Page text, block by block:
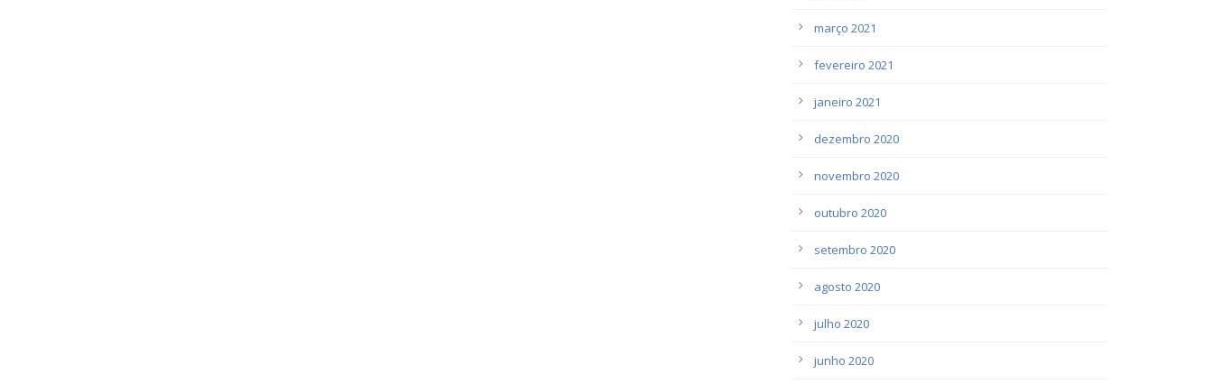
março 2021
fevereiro 2021
janeiro 2021
dezembro 2020
novembro 2020
outubro 2020
setembro 2020
agosto 2020
julho 2020
junho 2020